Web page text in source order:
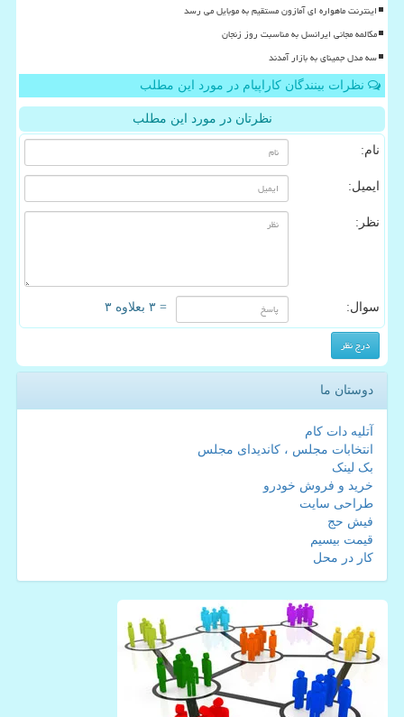
اینترنت ماهواره ای آمازون مستقیم به موبایل می رسد
مکالمه مجانی ایرانسل به مناسبت روز زنجان
سه مدل جمینای به بازار آمدند
نظرات بینندگان کاراپیام در مورد این مطلب
نظرتان در مورد این مطلب
نام:
ایمیل:
نظر:
سوال: = ۳ بعلاوه ۳
دوستان ما
آتلیه دات کام
انتخابات مجلس ، کاندیدای مجلس
بک لینک
خرید و فروش خودرو
طراحی سایت
فیش حج
قیمت بیسیم
کار در محل